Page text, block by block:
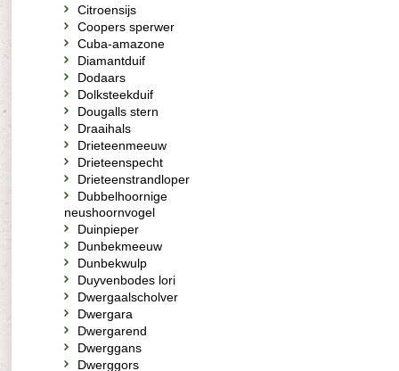
Citroensijs
Coopers sperwer
Cuba-amazone
Diamantduif
Dodaars
Dolksteekduif
Dougalls stern
Draaihals
Drieteenmeeuw
Drieteenspecht
Drieteenstrandloper
Dubbelhoornige
neushoornvogel
Duinpieper
Dunbekmeeuw
Dunbekwulp
Duyvenbodes lori
Dwergaalscholver
Dwergara
Dwergarend
Dwerggans
Dwerggors